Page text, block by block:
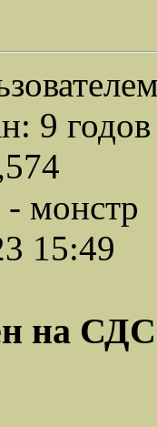
9
монстр
15:49
на СДС